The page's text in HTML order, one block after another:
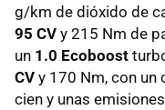
g/km de dióxido de
95 CV y 215 Nm de
un 1.0 Ecoboost
CV y 170 Nm, con un
cien y unas